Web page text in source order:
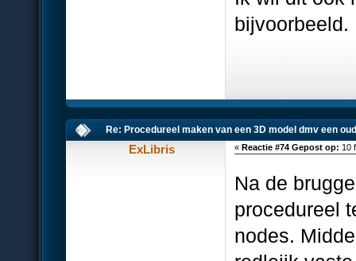
bijvoorbeeld.
Re: Procedureel maken van een 3D model dmv een
ExLibris «Reactie #74 Gepost op: 10
Na de
procedureel
nodes.